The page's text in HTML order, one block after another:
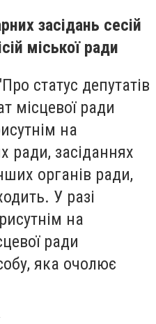
засідань сесій
міської ради
статус депутатів
місцевої ради
на
ради, засіданнях
органів ради,
У разі
на
ради
яка очолює